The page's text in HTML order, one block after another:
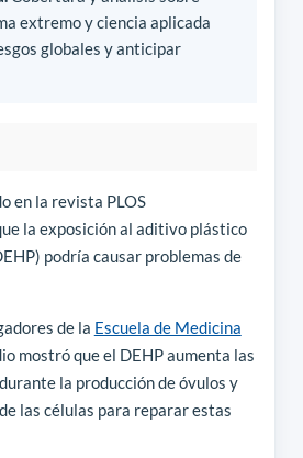
extremo y ciencia aplicada
globales y anticipar
en la revista PLOS
la exposición al aditivo plástico
podría causar problemas de
de la Escuela de Medicina
mostró que el DEHP aumenta las
la producción de óvulos y
las células para reparar estas